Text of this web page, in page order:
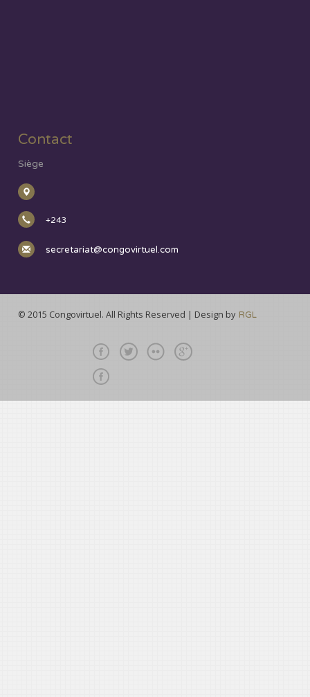
Contact
Siège
+243
secretariat@congovirtuel.com
© 2015 Congovirtuel. All Rights Reserved | Design by RGL